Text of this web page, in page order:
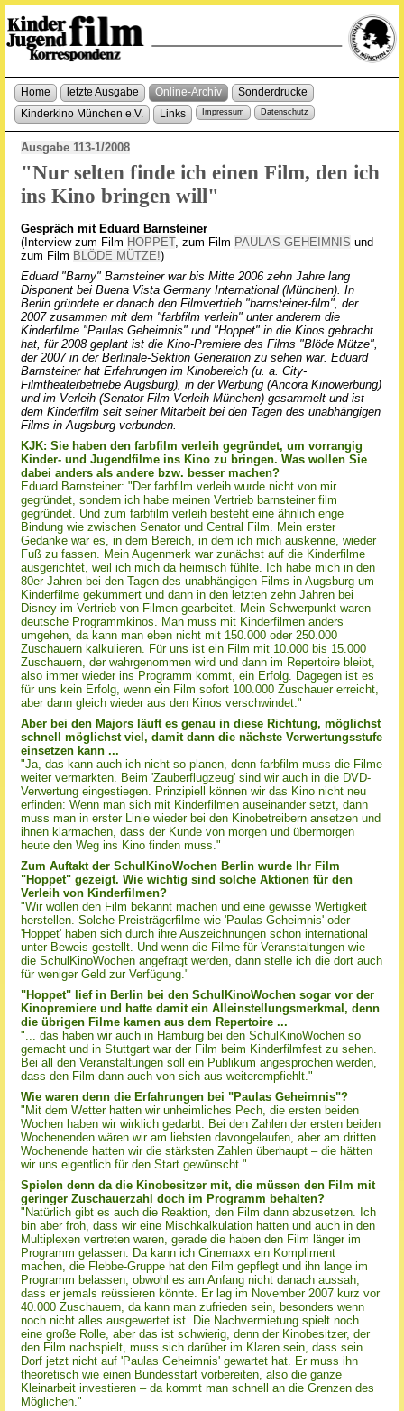
Home letzte Ausgabe Online-Archiv
Sonderdrucke
Kinderkino München e.V.
Links Impressum Datenschutz
Ausgabe 113-1/2008
"Nur selten finde ich einen Film, den ich
ins Kino bringen will"
Gespräch mit Eduard Barnsteiner
(Interview zum Film HOPPET, zum Film PAULAS GEHEIMNIS und
zum Film BLÖDE MÜTZE!)
Eduard "Barny" Barnsteiner war bis Mitte 2006 zehn Jahre lang
Disponent bei Buena Vista Germany International (München). In
Berlin gründete er danach den Filmvertrieb "barnsteiner-film", der
2007 zusammen mit dem "farbfilm verleih" unter anderem die
Kinderfilme "Paulas Geheimnis" und "Hoppet" in die Kinos gebracht
hat, für 2008 geplant ist die Kino-Premiere des Films "Blöde Mütze",
der 2007 in der Berlinale-Sektion Generation zu sehen war. Eduard
Barnsteiner hat Erfahrungen im Kinobereich (u. a. City-
Filmtheaterbetriebe Augsburg), in der Werbung (Ancora Kinowerbung)
und im Verleih (Senator Film Verleih München) gesammelt und ist
dem Kinderfilm seit seiner Mitarbeit bei den Tagen des unabhängigen
Films in Augsburg verbunden.
KJK: Sie haben den farbfilm verleih gegründet, um vorrangig
Kinder- und Jugendfilme ins Kino zu bringen. Was wollen Sie
dabei anders als andere bzw. besser machen?
Eduard Barnsteiner: "Der farbfilm verleih wurde nicht von mir
gegründet, sondern ich habe meinen Vertrieb barnsteiner film
gegründet. Und zum farbfilm verleih besteht eine ähnlich enge
Bindung wie zwischen Senator und Central Film. Mein erster
Gedanke war es, in dem Bereich, in dem ich mich auskenne, wieder
Fuß zu fassen. Mein Augenmerk war zunächst auf die Kinderfilme
ausgerichtet, weil ich mich da heimisch fühlte. Ich habe mich in den
80er-Jahren bei den Tagen des unabhängigen Films in Augsburg um
Kinderfilme gekümmert und dann in den letzten zehn Jahren bei
Disney im Vertrieb von Filmen gearbeitet. Mein Schwerpunkt waren
deutsche Programmkinos. Man muss mit Kinderfilmen anders
umgehen, da kann man eben nicht mit 150.000 oder 250.000
Zuschauern kalkulieren. Für uns ist ein Film mit 10.000 bis 15.000
Zuschauern, der wahrgenommen wird und dann im Repertoire bleibt,
also immer wieder ins Programm kommt, ein Erfolg. Dagegen ist es
für uns kein Erfolg, wenn ein Film sofort 100.000 Zuschauer erreicht,
aber dann gleich wieder aus den Kinos verschwindet."
Aber bei den Majors läuft es genau in diese Richtung, möglichst
schnell möglichst viel, damit dann die nächste Verwertungsstufe
einsetzen kann ...
"Ja, das kann auch ich nicht so planen, denn farbfilm muss die Filme
weiter vermarkten. Beim 'Zauberflugzeug' sind wir auch in die DVD-
Verwertung eingestiegen. Prinzipiell können wir das Kino nicht neu
erfinden: Wenn man sich mit Kinderfilmen auseinander setzt, dann
muss man in erster Linie wieder bei den Kinobetreibern ansetzen und
ihnen klarmachen, dass der Kunde von morgen und übermorgen
heute den Weg ins Kino finden muss."
Zum Auftakt der SchulKinoWochen Berlin wurde Ihr Film
"Hoppet" gezeigt. Wie wichtig sind solche Aktionen für den
Verleih von Kinderfilmen?
"Wir wollen den Film bekannt machen und eine gewisse Wertigkeit
herstellen. Solche Preisträgerfilme wie 'Paulas Geheimnis' oder
'Hoppet' haben sich durch ihre Auszeichnungen schon international
unter Beweis gestellt. Und wenn die Filme für Veranstaltungen wie
die SchulKinoWochen angefragt werden, dann stelle ich die dort auch
für weniger Geld zur Verfügung."
"Hoppet" lief in Berlin bei den SchulKinoWochen sogar vor der
Kinopremiere und hatte damit ein Alleinstellungsmerkmal, denn
die übrigen Filme kamen aus dem Repertoire ...
"... das haben wir auch in Hamburg bei den SchulKinoWochen so
gemacht und in Stuttgart war der Film beim Kinderfilmfest zu sehen.
Bei all den Veranstaltungen soll ein Publikum angesprochen werden,
dass den Film dann auch von sich aus weiterempfiehlt."
Wie waren denn die Erfahrungen bei "Paulas Geheimnis"?
"Mit dem Wetter hatten wir unheimliches Pech, die ersten beiden
Wochen haben wir wirklich gedarbt. Bei den Zahlen der ersten beiden
Wochenenden wären wir am liebsten davongelaufen, aber am dritten
Wochenende hatten wir die stärksten Zahlen überhaupt – die hätten
wir uns eigentlich für den Start gewünscht."
Spielen denn da die Kinobesitzer mit, die müssen den Film mit
geringer Zuschauerzahl doch im Programm behalten?
"Natürlich gibt es auch die Reaktion, den Film dann abzusetzen. Ich
bin aber froh, dass wir eine Mischkalkulation hatten und auch in den
Multiplexen vertreten waren, gerade die haben den Film länger im
Programm gelassen. Da kann ich Cinemaxx ein Kompliment
machen, die Flebbe-Gruppe hat den Film gepflegt und ihn lange im
Programm belassen, obwohl es am Anfang nicht danach aussah,
dass er jemals reüssieren könnte. Er lag im November 2007 kurz vor
40.000 Zuschauern, da kann man zufrieden sein, besonders wenn
noch nicht alles ausgewertet ist. Die Nachvermietung spielt noch
eine große Rolle, aber das ist schwierig, denn der Kinobesitzer, der
den Film nachspielt, muss sich darüber im Klaren sein, dass sein
Dorf jetzt nicht auf 'Paulas Geheimnis' gewartet hat. Er muss ihn
theoretisch wie einen Bundesstart vorbereiten, also die ganze
Kleinarbeit investieren – da kommt man schnell an die Grenzen des
Möglichen."